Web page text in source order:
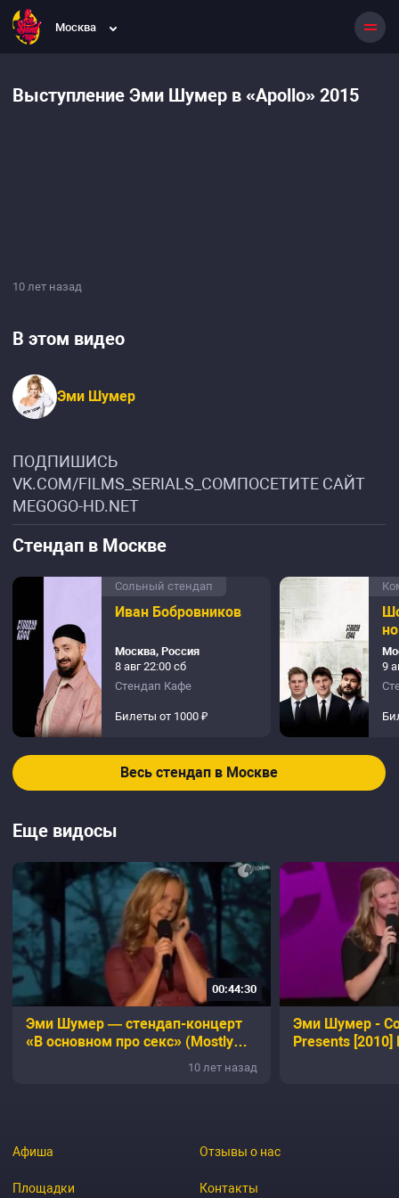
Москва
Выступление Эми Шумер в «Apollo» 2015
10 лет назад
В этом видео
Эми Шумер
ПОДПИШИСЬ
VK.COM/FILMS_SERIALS_COMПОСЕТИТЕ САЙТ
MEGOGO-HD.NET
Стендап в Москве
Сольный стендап
Иван Бобровников
Москва, Россия
8 авг 22:00 сб
Стендап Кафе
Билеты от 1000 ₽
9
Весь стендап в Москве
Еще видосы
00:44:30
Эми Шумер — стендап-концерт
«В основном про секс» (Mostly
Sex Stuff), 2012, русская озвучка
10 лет назад
Эми Шумер -
Presents [2010]
Афиша
Площадки
Отзывы о нас
Контакты